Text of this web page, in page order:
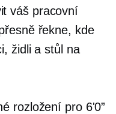
váš pracovní
řekne, kde
židli a stůl na
rozložení pro 6'0”